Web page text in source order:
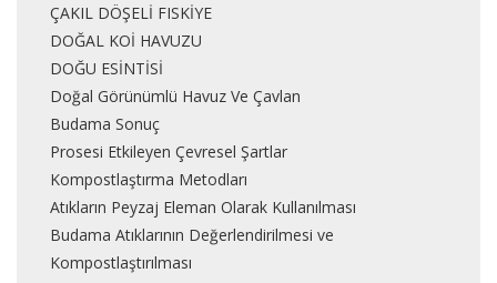
ÇAKIL DÖŞELİ FISKİYE
DOĞAL KOİ HAVUZU
DOĞU ESİNTİSİ
Doğal Görünümlü Havuz Ve Çavlan
Budama Sonuç
Prosesi Etkileyen Çevresel Şartlar
Kompostlaştırma Metodları
Atıkların Peyzaj Eleman Olarak Kullanılması
Budama Atıklarının Değerlendirilmesi ve
Kompostlaştırılması